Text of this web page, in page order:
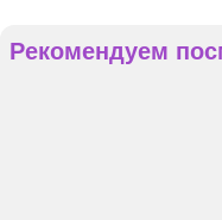
Рекомендуем